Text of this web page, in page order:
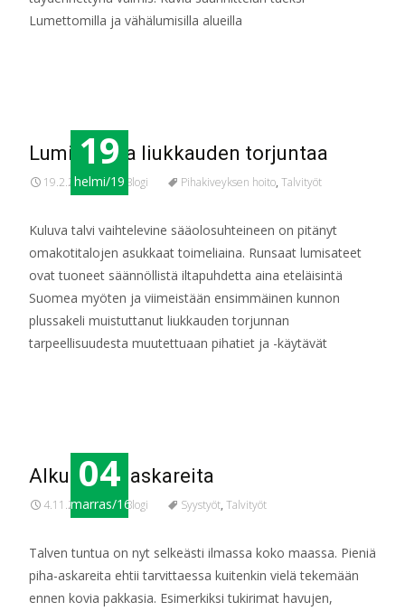
Lumettomilla ja vähälumisilla alueilla
19
helmi/19
Lumitöitä ja liukkauden torjuntaa
19.2.2019 Blogi Pihakiveyksen hoito, Talvityöt
Kuluva talvi vaihtelevine sääolosuhteineen on pitänyt
omakotitalojen asukkaat toimeliaina. Runsaat lumisateet
ovat tuoneet säännöllistä iltapuhdetta aina eteläisintä
Suomea myöten ja viimeistään ensimmäinen kunnon
plussakeli muistuttanut liukkauden torjunnan
tarpeellisuudesta muutettuaan pihatiet ja -käytävät
04
marras/16
Alkutalven askareita
4.11.2016 Blogi Syystyöt, Talvityöt
Talven tuntua on nyt selkeästi ilmassa koko maassa. Pieniä
piha-askareita ehtii tarvittaessa kuitenkin vielä tekemään
ennen kovia pakkasia. Esimerkiksi tukirimat havujen,